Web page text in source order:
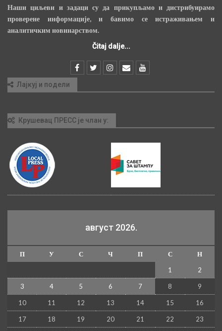
Наши циљеви и задаци су да прикупљамо и дистрибуирамо
проверене информације, и бавимо се истраживањем и
аналитичким новинарством.
Čitaj dalje...
Лајкуј и подели
Крушевац ПРЕСС је члан у:
август 2026.
П У С Ч П С
Н
1
2
3 4 5 6 7 8 9
10 11 12 13 14 15 16
17 18 19 20 21 22 23